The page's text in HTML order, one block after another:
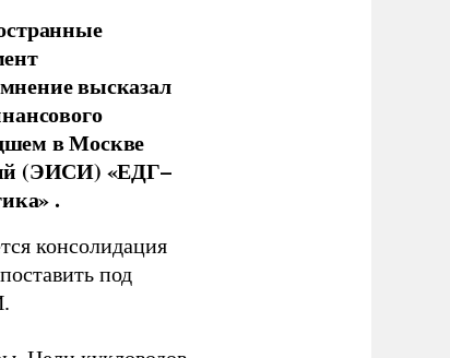
высказал
в Москве
(ЭИСИ) «ЕДГ–
.
консолидация
под